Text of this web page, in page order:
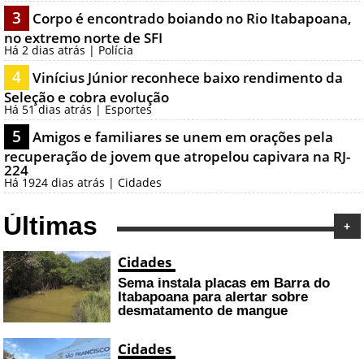
3
Corpo é encontrado boiando no Rio Itabapoana,
no extremo norte de SFI
Há 2 dias atrás | Polícia
4
Vinícius Júnior reconhece baixo rendimento da
Seleção e cobra evolução
Há 51 dias atrás | Esportes
5
Amigos e familiares se unem em orações pela
recuperação de jovem que atropelou capivara na RJ-
224
Há 1924 dias atrás | Cidades
Últimas +
Cidades
Sema instala placas em Barra do
Itabapoana para alertar sobre
desmatamento de mangue
Cidades